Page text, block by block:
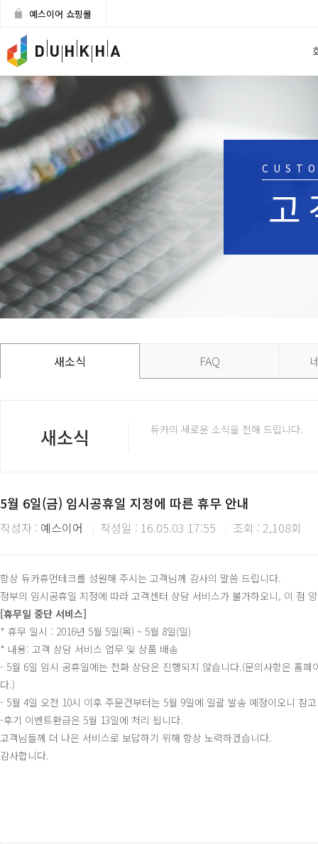
예스이어 쇼핑몰
새소식 FAQ
새소식 듀카의 새로운 소식을 전해 드립니다.
5월 6일(금) 임시공휴일 지정에 따른 휴무 안내
작성자 : 예스이어 작성일 : 16.05.03 17:55 조회 : 2,108회
항상 듀카휴먼테크를 성원해 주시는 고객님께 감사의 말씀 드립니다.
정부의 임시공휴일 지정에 따라 고객센터 상담 서비스가 불가하오니, 이 점
[휴무일 중단 서비스]
* 휴무 일시 : 2016년 5월 5일(목) ~ 5월 8일(일)
* 내용: 고객 상담 서비스 업무 및 상품 배송
- 5월 6일 임시 공휴일에는 전화 상담은 진행되지 않습니다.(문의사항은 홈
다.)
- 5월 4일 오전 10시 이후 주문건부터는 5월 9일에 일괄 발송 예정이오니 참
-후기 이벤트환급은 5월 13일에 처리 됩니다.
고객님들께 더 나은 서비스로 보답하기 위해 항상 노력하겠습니다.
감사합니다.